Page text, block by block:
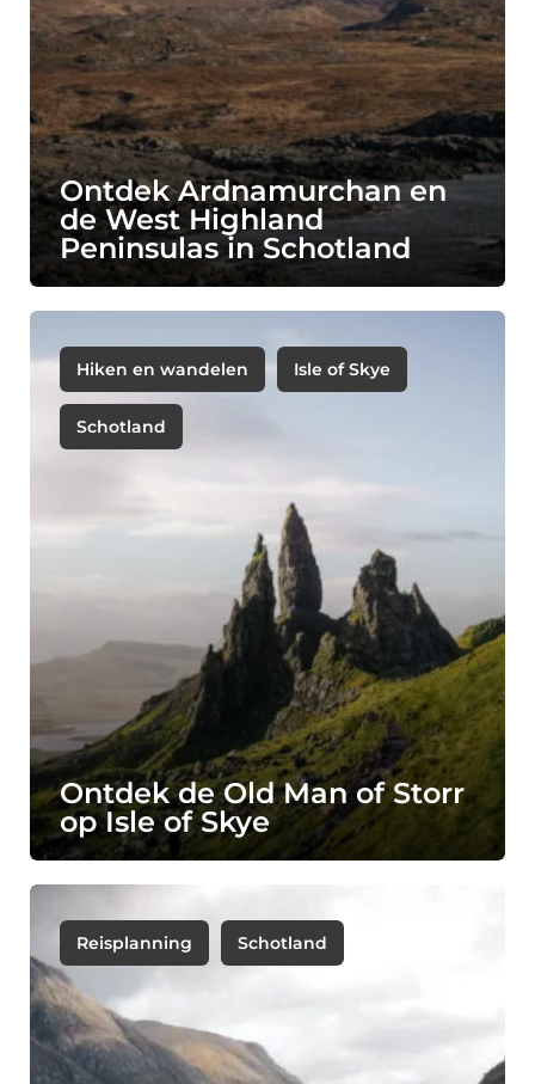
Ontdek Ardnamurchan en
de West Highland
Peninsulas in Schotland
Hiken en wandelen Isle of Skye
Schotland
Ontdek de Old Man of Storr
op Isle of Skye
Reisplanning Schotland